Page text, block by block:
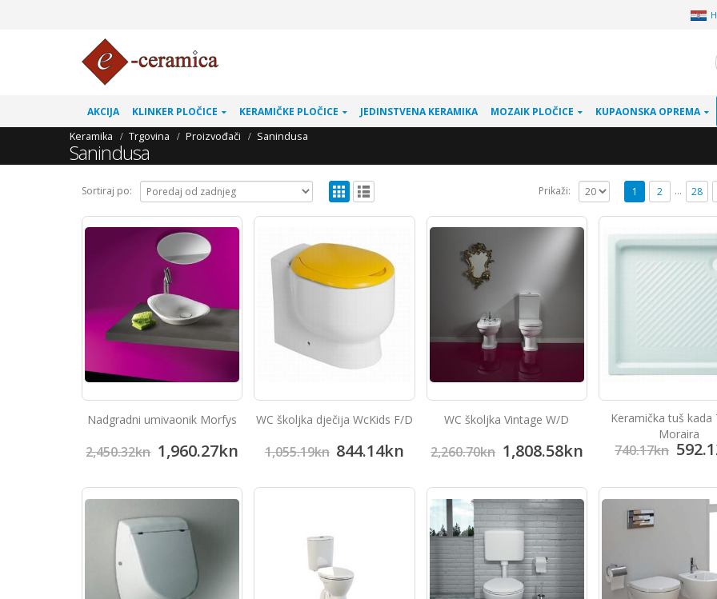
AKCIJA KLINKER PLOČICE KERAMIČKE PLOČICE JEDINSTVENA KERAMIKA MOZAIK PLOČICE KUPAONSKA OPREMA
Keramika
Trgovina Proizvođači Sanindusa
Sanindusa
Sortiraj po: Prikaži: 1 2 … 28
Nadgradni umivaonik Morfys
2,450.32kn 1,960.27kn
WC školjka dječija WcKids F/D
1,055.19kn 844.14kn
WC školjka Vintage W/D
2,260.70kn 1,808.58kn
Keramička tuš kada
Moraira
740.17kn